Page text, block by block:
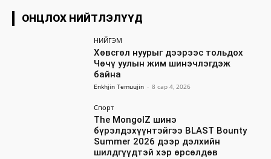
ОНЦЛОХ НИЙТЛЭЛҮҮД
НИЙГЭМ
Хөвсгөл нуурыг дээрээс тольдох
Чөчү уулын жим шинэчлэгдэж
байна
Enkhjin Temuujin - 8 сар 4, 2026
Спорт
The MongolZ шинэ
бүрэлдэхүүнтэйгээ BLAST Bounty
Summer 2026 дээр дэлхийн
шилдгүүдтэй хэр өрсөлдөв